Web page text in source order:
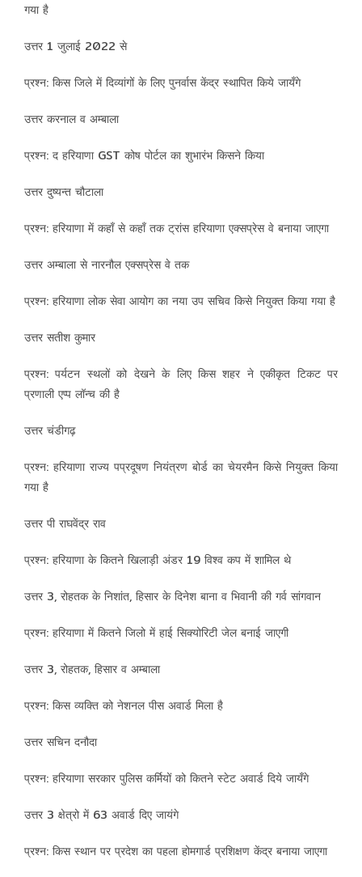
गया है
उत्तर 1 जुलाई 2022 से
प्रश्न: किस जिले में दिव्यांगों के लिए पुनर्वास केंद्र स्थापित किये जायँगे
उत्तर करनाल व अम्बाला
प्रश्न: द हरियाणा GST कोष पोर्टल का शुभारंभ किसने किया
उत्तर दुष्यन्त चौटाला
प्रश्न: हरियाणा में कहाँ से कहाँ तक ट्रांस हरियाणा एक्सप्रेस वे बनाया जाएगा
उत्तर अम्बाला से नारनौल एक्सप्रेस वे तक
प्रश्न: हरियाणा लोक सेवा आयोग का नया उप सचिव किसे नियुक्त किया गया है
उत्तर सतीश कुमार
प्रश्न: पर्यटन स्थलों को देखने के लिए किस शहर ने एकीकृत टिकट पर
प्रणाली एप्प लॉन्च की है
उत्तर चंडीगढ़
प्रश्न: हरियाणा राज्य पप्रदूषण नियंत्रण बोर्ड का चेयरमैन किसे नियुक्त किया
गया है
उत्तर पी राघवेंद्र राव
प्रश्न: हरियाणा के कितने खिलाड़ी अंडर 19 विश्व कप में शामिल थे
उत्तर 3, रोहतक के निशांत, हिसार के दिनेश बाना व भिवानी की गर्व सांगवान
प्रश्न: हरियाणा में कितने जिलो में हाई सिक्योरिटी जेल बनाई जाएगी
उत्तर 3, रोहतक, हिसार व अम्बाला
प्रश्न: किस व्यक्ति को नेशनल पीस अवार्ड मिला है
उत्तर सचिन दनौदा
प्रश्न: हरियाणा सरकार पुलिस कर्मियों को कितने स्टेट अवार्ड दिये जायँगे
उत्तर 3 क्षेत्रो में 63 अवार्ड दिए जायंगे
प्रश्न: किस स्थान पर प्रदेश का पहला होमगार्ड प्रशिक्षण केंद्र बनाया जाएगा